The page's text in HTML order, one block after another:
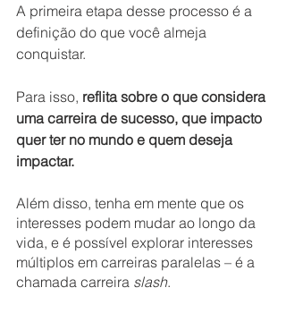
A primeira etapa desse processo é a
definição do que você almeja
conquistar.
Para isso, reflita sobre o que considera
uma carreira de sucesso, que impacto
quer ter no mundo e quem deseja
impactar.
Além disso, tenha em mente que os
interesses podem mudar ao longo da
vida, e é possível explorar interesses
múltiplos em carreiras paralelas – é a
chamada carreira slash.